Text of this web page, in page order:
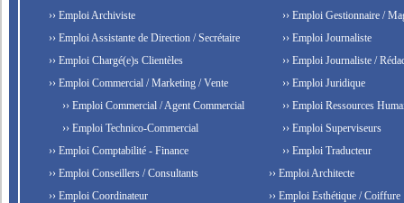
›› Emploi Archiviste
›› Emploi Assistante de Direction / Secrétaire
›› Emploi Chargé(e)s Clientèles
›› Emploi Commercial / Marketing / Vente
›› Emploi Commercial / Agent Commercial
›› Emploi Technico-Commercial
›› Emploi Comptabilité - Finance
›› Emploi Conseillers / Consultants
›› Emploi Coordinateur
›› Emploi Gestionnaire /
›› Emploi Journaliste
›› Emploi Journaliste /
›› Emploi Juridique
›› Emploi Ressources
›› Emploi Superviseurs
›› Emploi Traducteur
›› Emploi Architecte
›› Emploi Esthétique / Coiffure